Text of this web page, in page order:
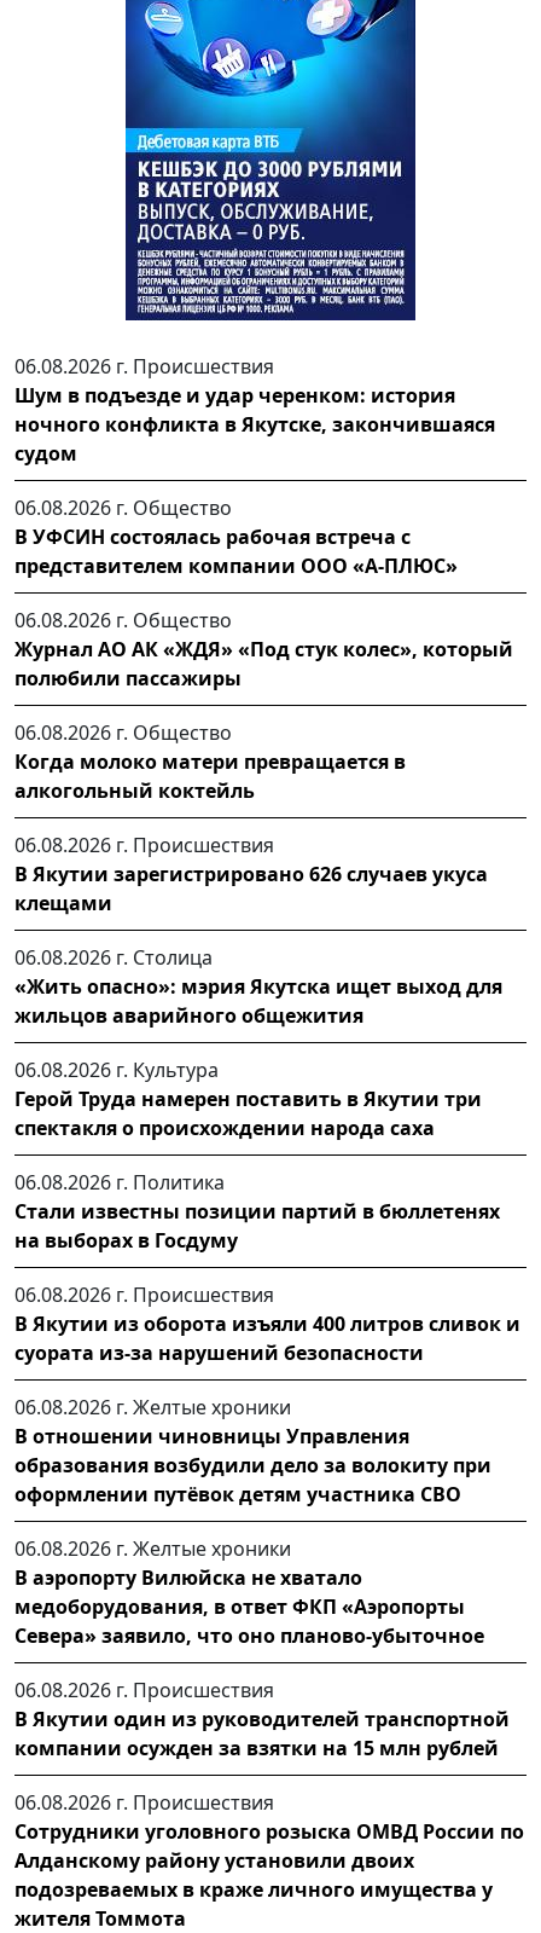
06.08.2026 г. Происшествия
Шум в подъезде и удар черенком: история
ночного конфликта в Якутске, закончившаяся
судом
06.08.2026 г. Общество
В УФСИН состоялась рабочая встреча с
представителем компании ООО «А-ПЛЮС»
06.08.2026 г. Общество
Журнал АО АК «ЖДЯ» «Под стук колес», который
полюбили пассажиры
06.08.2026 г. Общество
Когда молоко матери превращается в
алкогольный коктейль
06.08.2026 г. Происшествия
В Якутии зарегистрировано 626 случаев укуса
клещами
06.08.2026 г. Столица
«Жить опасно»: мэрия Якутска ищет выход для
жильцов аварийного общежития
06.08.2026 г. Культура
Герой Труда намерен поставить в Якутии три
спектакля о происхождении народа саха
06.08.2026 г. Политика
Стали известны позиции партий в бюллетенях
на выборах в Госдуму
06.08.2026 г. Происшествия
В Якутии из оборота изъяли 400 литров сливок и
суората из-за нарушений безопасности
06.08.2026 г. Желтые хроники
В отношении чиновницы Управления
образования возбудили дело за волокиту при
оформлении путёвок детям участника СВО
06.08.2026 г. Желтые хроники
В аэропорту Вилюйска не хватало
медоборудования, в ответ ФКП «Аэропорты
Севера» заявило, что оно планово-убыточное
06.08.2026 г. Происшествия
В Якутии один из руководителей транспортной
компании осужден за взятки на 15 млн рублей
06.08.2026 г. Происшествия
Сотрудники уголовного розыска ОМВД России по
Алданскому району установили двоих
подозреваемых в краже личного имущества у
жителя Томмота